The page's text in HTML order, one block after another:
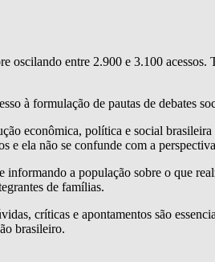
oscilando entre 2.900 e 3.100
à formulação de pautas de debates
econômica, política e social
e ela não se confunde com a
a população sobre o que
de famílias.
críticas e apontamentos são
brasileiro.